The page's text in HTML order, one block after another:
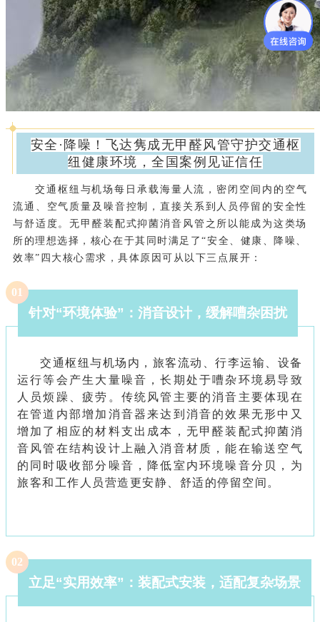
安全·降噪！飞达隽成无甲醛风管守护交通枢
纽健康环境，全国案例见证信任
交通枢纽与机场每日承载海量人流，密闭空间内的空气
流通、空气质量及噪音控制，直接关系到人员停留的安全性
与舒适度。无甲醛装配式抑菌消音风管之所以能成为这类场
所的理想选择，核心在于其同时满足了“安全、健康、降噪、
效率”四大核心需求，具体原因可从以下三点展开：
01
针对“环境体验” ：消音设计，缓解嘈杂困扰
交通枢纽与机场内，旅客流动、行李运输、设备
运行等会产生大量噪音，长期处于嘈杂环境易导致
人员烦躁、疲劳。传统风管主要的消音主要体现在
在管道内部增加消音器来达到消音的效果无形中又
增加了相应的材料支出成本，无甲醛装配式抑菌消
音风管在结构设计上融入消音材质，能在输送空气
的同时吸收部分噪音，降低室内环境噪音分贝，为
旅客和工作人员营造更安静、舒适的停留空间。
02
立足“实用效率” ：装配式安装，适配复杂场景